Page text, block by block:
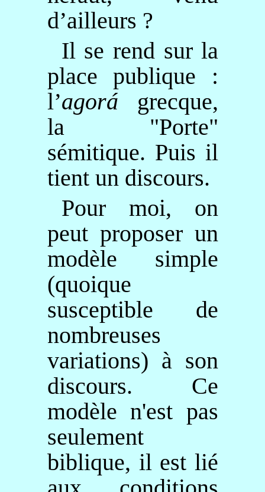
d’ailleurs ?
Il se rend sur la
place publique :
l’agorá grecque,
la "Porte"
sémitique. Puis il
tient un discours.
Pour moi, on
peut proposer un
modèle simple
(quoique
susceptible de
nombreuses
variations) à son
discours. Ce
modèle n'est pas
seulement
biblique, il est lié